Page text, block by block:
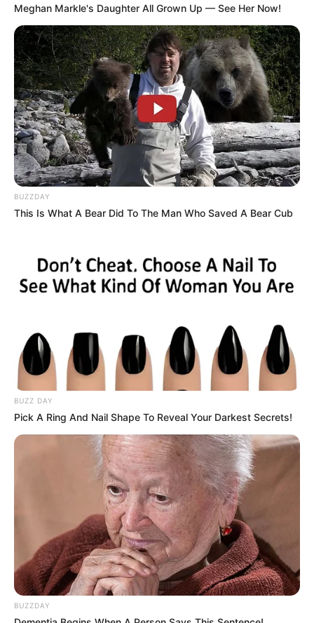
Meghan Markle's Daughter All Grown Up — See Her Now!
BUZZDAY
This Is What A Bear Did To The Man Who Saved A Bear Cub
BUZZ DAY
Pick A Ring And Nail Shape To Reveal Your Darkest Secrets!
BUZZDAY